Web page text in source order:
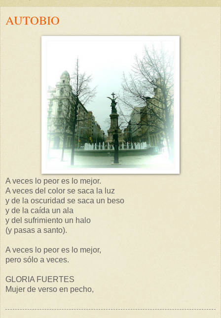
AUTOBIO
A veces lo peor es lo mejor.
A veces del color se saca la luz
y de la oscuridad se saca un beso
y de la caída un ala
y del sufrimiento un halo
(y pasas a santo).
A veces lo peor es lo mejor,
pero sólo a veces.
GLORIA FUERTES
Mujer de verso en pecho,